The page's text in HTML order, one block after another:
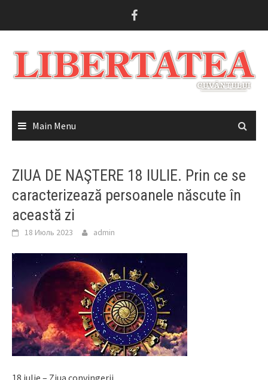
Main Menu
ZIUA DE NAŞTERE 18 IULIE. Prin ce se
caracterizează persoanele născute în
această zi
18 Июль 2023 admin
18 iulie – Ziua convingerii